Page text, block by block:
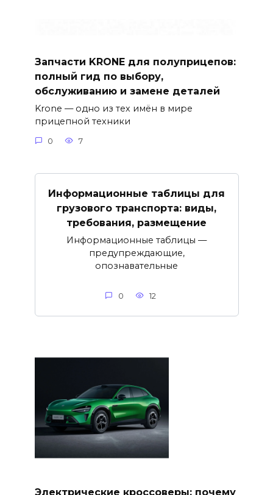
Запчасти KRONE для полуприцепов:
полный гид по выбору,
обслуживанию и замене деталей
Krone — одно из тех имён в мире
прицепной техники
0 7
Информационные таблицы для
грузового транспорта: виды,
требования, размещение
Информационные таблицы —
предупреждающие,
опознавательные
0 12
Электрические кроссоверы: почему